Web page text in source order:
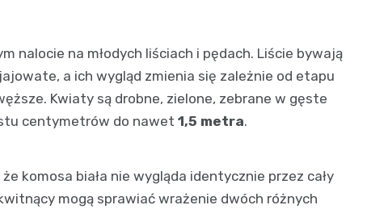
nalocie na młodych liściach i pędach. Liście bywają
a ich wygląd zmienia się zależnie od etapu
Kwiaty są drobne, zielone, zebrane w gęste
centymetrów do nawet 1,5 metra.
komosa biała nie wygląda identycznie przez cały
mogą sprawiać wrażenie dwóch różnych